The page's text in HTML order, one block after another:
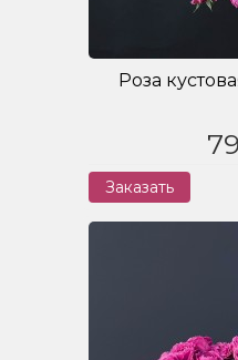
Роза
Заказать